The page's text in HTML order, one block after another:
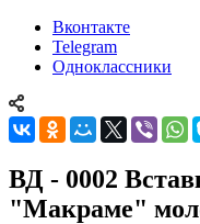
Вконтакте
Telegram
Одноклассники
ВД - 0002
"Макраме"